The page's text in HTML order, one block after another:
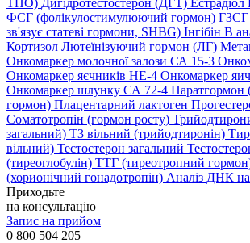
ФСГ (фолікулостимулюючий гормон) ГЗСГ
зв'язує статеві гормони, SHBG) Інгібін B
Кортизол Лютеїнізуючий гормон (ЛГ)
Онкомаркер молочної залози СА 15-3
Онкомаркер яєчників НЕ-4 Онкомаркер
Онкомаркер шлунку СА 72-4 Паратгормон
гормон) Плацентарний лактоген
Соматотропін (гормон росту)
загальний) Т3 вільний (трийодтиронін)
вільний) Тестостерон загальний
(тиреоглобулін) ТТГ (тиреотропний
(хорионічний гонадотропін) Аналіз ДНК на
Приходьте
на консультацію
Запис на прийом
0 800 504 205